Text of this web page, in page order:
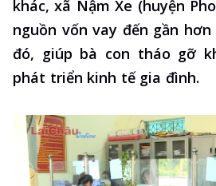
khác, xã Nậm Xe (huyện
nguồn vốn vay đến gần
đó, giúp bà con tháo gỡ
phát triển kinh tế gia đình.